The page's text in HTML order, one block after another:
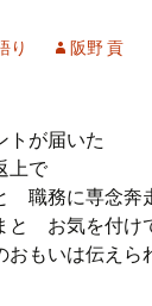
カイブ（４）
祉セミナー
カイブ（５）
績
り 阪野 貢
が届いた
上で
職務に専念奔
と お気を付け
もいは伝えら